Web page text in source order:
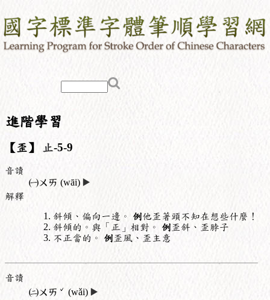
進階學習
【歪】 止-5-9
音讀
㈠ㄨㄞ (wāi) ▶️
解釋
斜傾、偏向一邊。 例他歪著頭不知在想些什麼！
斜傾的。與「正」相對。 例歪斜、歪脖子
不正當的。 例歪風、歪主意
音讀
㈡ㄨㄞ ˇ (wǎi) ▶️